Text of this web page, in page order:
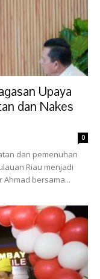
Upaya
dan Nakes
0
dan pemenuhan
Riau menjadi
bersama...